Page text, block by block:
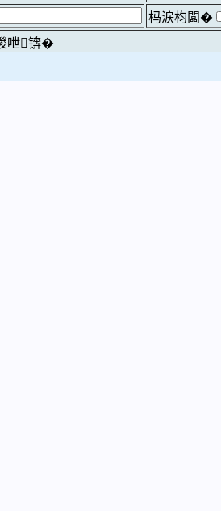
杩涙枃闆�
呭锛�